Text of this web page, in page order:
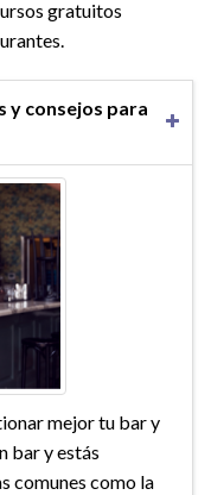
gratuitos
y consejos para
mejor tu bar y
bar y estás
comunes como la